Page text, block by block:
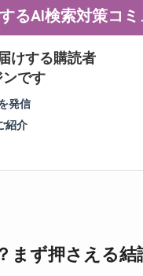
るAI検索対策コ
けする購読者
です
発信
紹介
まず押さえる結